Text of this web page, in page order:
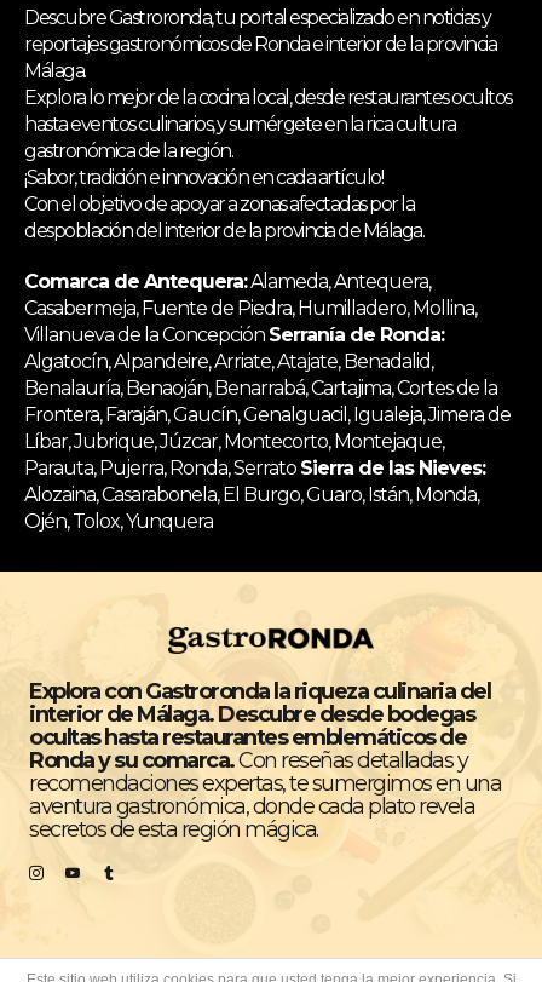
Descubre Gastroronda, tu portal especializado en noticias y
reportajes gastronómicos de Ronda e interior de la provincia
Málaga.
Explora lo mejor de la cocina local, desde restaurantes ocultos
hasta eventos culinarios, y sumérgete en la rica cultura
gastronómica de la región.
¡Sabor, tradición e innovación en cada artículo!
Con el objetivo de apoyar a zonas afectadas por la
despoblación del interior de la provincia de Málaga.
Comarca de Antequera:Alameda, Antequera,
Casabermeja, Fuente de Piedra, Humilladero, Mollina,
Villanueva de la Concepción Serranía de Ronda:
Algatocín, Alpandeire, Arriate, Atajate, Benadalid,
Benalauría, Benaoján, Benarrabá, Cartajima, Cortes de la
Frontera, Faraján, Gaucín, Genalguacil, Igualeja, Jimera de
Líbar, Jubrique, Júzcar, Montecorto, Montejaque,
Parauta, Pujerra, Ronda, Serrato Sierra de las Nieves:
Alozaina, Casarabonela, El Burgo, Guaro, Istán, Monda,
Ojén, Tolox, Yunquera
Explora con Gastroronda la riqueza culinaria del
interior de Málaga. Descubre desde bodegas
ocultas hasta restaurantes emblemáticos de
Ronda y su comarca.Con reseñas detalladas y
recomendaciones expertas, te sumergimos en una
aventura gastronómica, donde cada plato revela
secretos de esta región mágica.